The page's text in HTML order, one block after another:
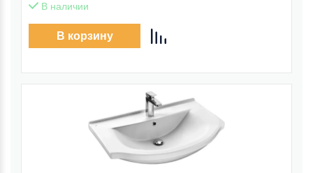
В наличии
В корзину